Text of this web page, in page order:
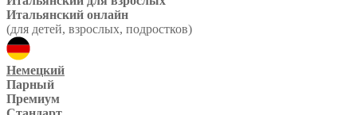
Итальянский онлайн
(для детей, взрослых, подростков)
Немецкий
Парный
Премиум